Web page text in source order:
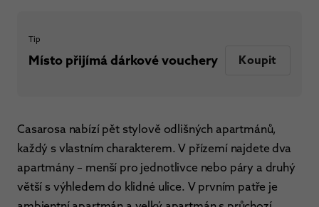
Tip
Místo přijímá dárkové vouchery Koupit
Casarosa nabízí pět stylově odlišných apartmánů,
každý s vlastním charakterem. V přízemí najdete dva
apartmány – menší pro jednotlivce nebo páry a druhý
větší s výhledem do klidné ulice. V prvním patře je